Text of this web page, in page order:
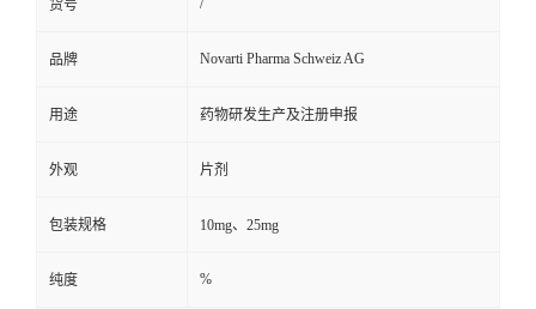
方
式
货号 /
品牌 Novarti Pharma Schweiz AG
用途 药物研发生产及注册申报
外观 片剂
包装规格 10mg、25mg
纯度 %